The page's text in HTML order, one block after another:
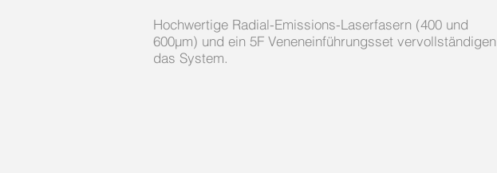
Hochwertige Radial-Emissions-Laserfasern (400 und
600μm) und ein 5F Veneneinführungsset vervollständigen
das System.